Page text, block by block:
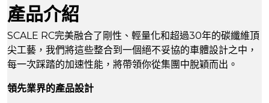
產品介紹
SCALE RC完美融合了剛性、輕量化和超過30年的碳纖維頂
尖工藝，我們將這些整合到一個絕不妥協的車體設計之中，
每一次踩踏的加速性能，將帶領你從集團中脫穎而出。
領先業界的產品設計